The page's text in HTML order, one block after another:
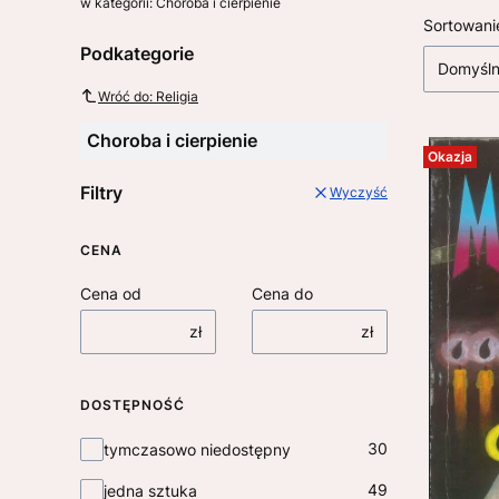
Podkategorie
Wróć do: Religia
Choroba i cierpienie
Filtry Wyczyść
CENA
Cena od
zł
Cena do
zł
DOSTĘPNOŚĆ
Dostępność
tymczasowo niedostępny 30
jedna sztuka 49
Lista
Okazja